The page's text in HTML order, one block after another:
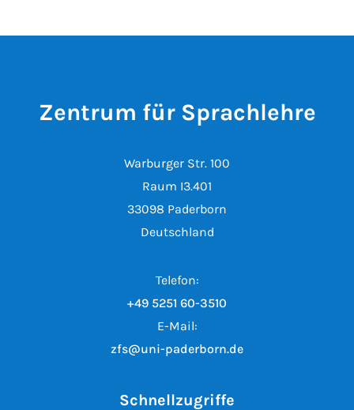
Zentrum für Sprachlehre
Warburger Str. 100
Raum I3.401
33098 Paderborn
Deutschland
Telefon:
+49 5251 60-3510
E-Mail:
zfs@uni-paderborn.de
Schnellzugriffe